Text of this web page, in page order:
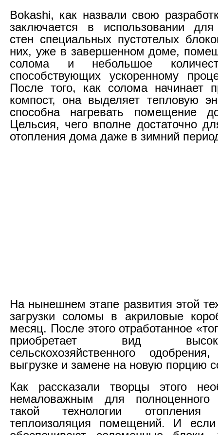
Bokashi, как назвали свою
заключается в использовании для
стен специальных пустотелых
них, уже в завершенном доме,
солома и небольшое
способствующих ускоренному
После того, как солома начинает
компост, она выделяет тепловую
способна нагревать помещение
Цельсия, чего вполне достаточно
отопления дома даже в зимний
На нынешнем этапе развития этой
загрузки соломы в акриловые
месяц. После этого отработанное
приобретает вид
сельскохозяйственного
выгрузке и замене на новую порцию
Как рассказали творцы этого
немаловажным для полноценного
такой технологии
теплоизоляция помещений. И